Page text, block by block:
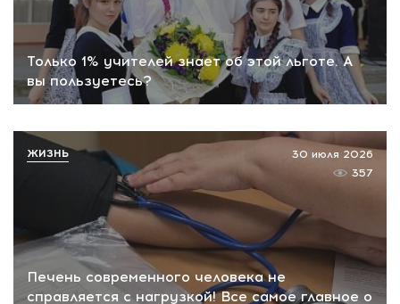
Только 1% учителей знает об этой льготе. А
вы пользуетесь?
Печень современного человека не
справляется с нагрузкой! Все самое главное о
30 июля 2026
357
ЖИЗНЬ